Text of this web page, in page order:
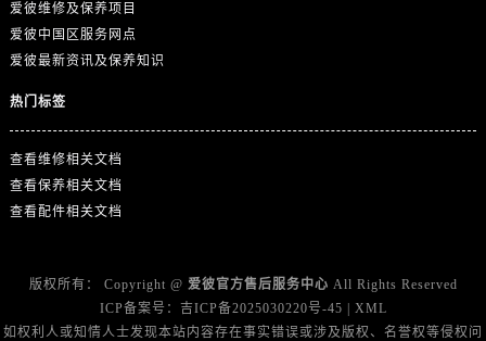
澳门特别行政区大堂区议事亭前地（新马路）爱彼售后服务中心（需提前预约）
澳门省路氹城市金光大道爱彼售后服务中心（需提前预约）
爱彼维修及保养项目
爱彼中国区服务网点
爱彼最新资讯及保养知识
热门标签
查看维修相关文档
查看保养相关文档
查看配件相关文档
版权所有： Copyright @ 爱彼官方售后服务中心 All Rights Reserved
ICP备案号： 吉ICP备2025030220号-45
XML
如权利人或知情人士发现本站内容存在事实错误或涉及版权、名誉权等侵权问